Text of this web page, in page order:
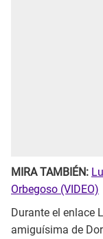
MIRA TAMBIÉN:
Orbegoso (VIDEO)
Durante el enlace
amiguísima de